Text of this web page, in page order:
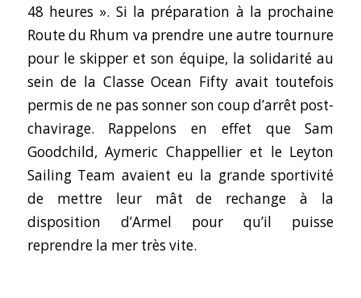
48 heures ». Si la préparation à la prochaine
Route du Rhum va prendre une autre tournure
pour le skipper et son équipe, la solidarité au
sein de la Classe Ocean Fifty avait toutefois
permis de ne pas sonner son coup d’arrêt post-
chavirage. Rappelons en effet que Sam
Goodchild, Aymeric Chappellier et le Leyton
Sailing Team avaient eu la grande sportivité
de mettre leur mât de rechange à la
disposition d’Armel pour qu’il puisse
reprendre la mer très vite.